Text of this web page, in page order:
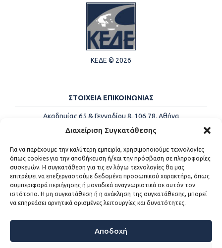
Διαχείριση Συγκατάθεσης
Για να παρέχουμε την καλύτερη εμπειρία, χρησιμοποιούμε τεχνολογίες
όπως cookies για την αποθήκευση ή/και την πρόσβαση σε πληροφορίες
συσκευών. Η συγκατάθεση για τις εν λόγω τεχνολογίες θα μας
επιτρέψει να επεξεργαστούμε δεδομένα προσωπικού χαρακτήρα, όπως
συμπεριφορά περιήγησης ή μοναδικά αναγνωριστικά σε αυτόν τον
ιστότοπο. Η μη συγκατάθεση ή η ανάκληση της συγκατάθεσης, μπορεί
να επηρεάσει αρνητικά ορισμένες λειτουργίες και δυνατότητες.
Αποδοχή
ΚΕΔΕ © 2026
ΣΤΟΙΧΕΙΑ ΕΠΙΚΟΙΝΩΝΙΑΣ
Ακαδημίας 65 & Γενναδίου 8, 106 78, Αθήνα
Τηλέφωνα:
+30 213-2147500
Email:
info@kede.gr
ΧΡΗΣΙΜΟΙ ΣΥΝΔΕΣΜΟΙ
Η ΚΕΔΕ
Sitemap
Προσβασιμότητα
Όροι χρήσης